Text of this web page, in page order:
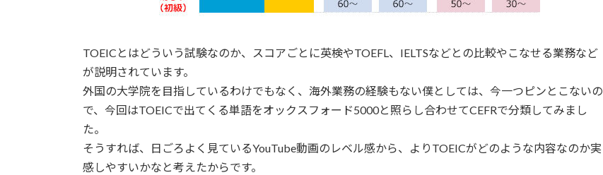
TOEICとはどういう試験なのか、スコアごとに英検やTOEFL、IELTSなどとの比較やこなせる業務など
が説明されています。
外国の大学院を目指しているわけでもなく、海外業務の経験もない僕としては、今一つピンとこないの
で、今回はTOEICで出てくる単語をオックスフォード5000と照らし合わせてCEFRで分類してみまし
た。
そうすれば、日ごろよく見ているYouTube動画のレベル感から、よりTOEICがどのような内容なのか実
感しやすいかなと考えたからです。